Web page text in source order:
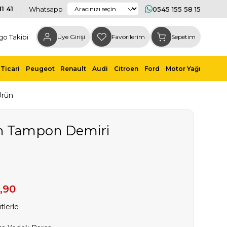
41 Whatsapp 0545 155 58 15
Takibi Üye Girişi Favorilerim Sepetim
Peugeot Renault Audi Citroen Ford Motor Yağı
Tampon Demiri